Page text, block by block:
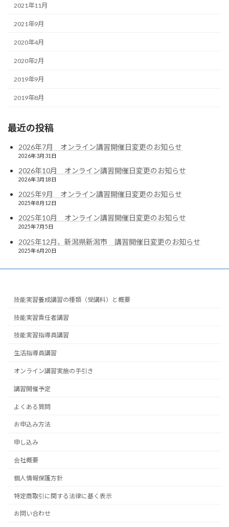
2021年11月
2021年9月
2020年4月
2020年2月
2019年9月
2019年8月
最近の投稿
2026年7月 オンライン講習開催日変更のお知らせ
2026年3月31日
2026年10月 オンライン講習開催日変更のお知らせ
2026年3月18日
2025年9月 オンライン講習開催日変更のお知らせ
2025年8月12日
2025年10月 オンライン講習開催日変更のお知らせ
2025年7月5日
2025年12月、新潟県新潟市 講習開催日変更のお知らせ
2025年6月20日
技能実習養成講習の種類（受講料）と概要
技能実習責任者講習
技能実習指導員講習
生活指導員講習
オンライン講習実施の手引き
講習開催予定
よくある質問
お申込み方法
申し込み
会社概要
個人情報保護方針
特定商取引に関する法律に基く表示
お問い合わせ